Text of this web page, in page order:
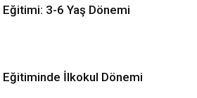
Eğitimi: 3-6 Yaş Dönemi
Eğitiminde İlkokul Dönemi